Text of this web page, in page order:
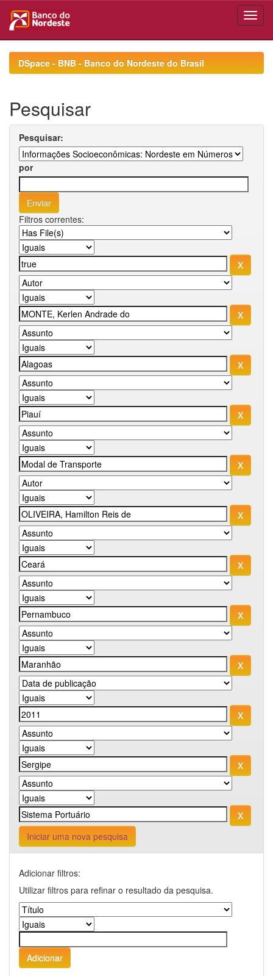
navigationDSpace - BNB - Banco do Nordeste do Brasil
Pesquisar
Pesquisar:
por
Filtros correntes:
Iniciar uma nova pesquisa
Adicionar filtros:
Utilizar filtros para refinar o resultado da pesquisa.